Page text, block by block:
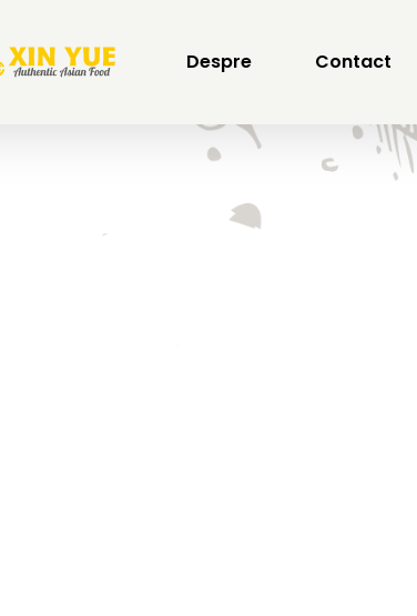
Despre Contact